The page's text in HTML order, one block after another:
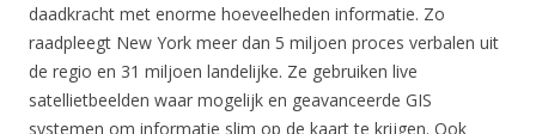
daadkracht met enorme hoeveelheden informatie. Zo
raadpleegt New York meer dan 5 miljoen proces verbalen uit
de regio en 31 miljoen landelijke. Ze gebruiken live
satellietbeelden waar mogelijk en geavanceerde GIS
systemen om informatie slim op de kaart te krijgen. Ook